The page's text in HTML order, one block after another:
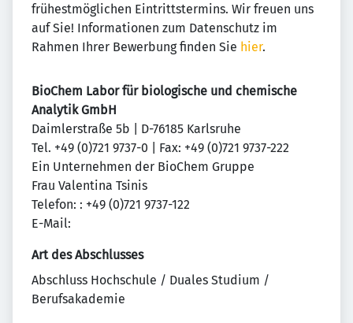
frühestmöglichen Eintrittstermins. Wir freuen uns
auf Sie! Informationen zum Datenschutz im
Rahmen Ihrer Bewerbung finden Sie hier.
BioChem Labor für biologische und chemische
Analytik GmbH
Daimlerstraße 5b | D-76185 Karlsruhe
Tel. +49 (0)721 9737-0 | Fax: +49 (0)721 9737-222
Ein Unternehmen der BioChem Gruppe
Frau Valentina Tsinis
Telefon: : +49 (0)721 9737-122
E-Mail:
Art des Abschlusses
Abschluss Hochschule / Duales Studium /
Berufsakademie